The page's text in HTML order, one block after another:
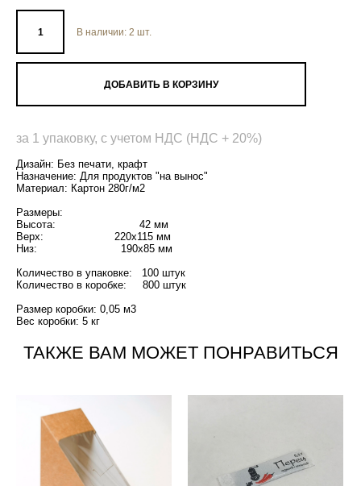
В наличии: 2 шт.
ДОБАВИТЬ В КОРЗИНУ
за 1 упаковку, с учетом НДС (НДС + 20%)
Дизайн: Без печати, крафт
Назначение: Для продуктов "на вынос"
Материал: Картон 280г/м2
Размеры:
Высота: 42 мм
Верх: 220х115 мм
Низ: 190х85 мм
Количество в упаковке: 100 штук
Количество в коробке: 800 штук
Размер коробки: 0,05 м3
Вес коробки: 5 кг
ТАКЖЕ ВАМ МОЖЕТ ПОНРАВИТЬСЯ